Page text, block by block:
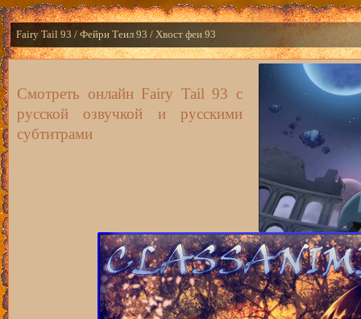
Fairy Tail 93 / Фейри Теил 93 / Хвост феи 93
Смотреть онлайн Fairy Tail 93 с
русской озвучкой и русскими
субтитрами